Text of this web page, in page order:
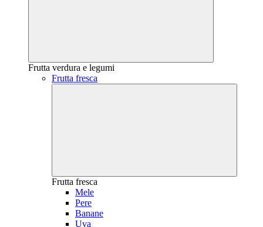
Frutta verdura e legumi
Frutta fresca
Frutta fresca
Mele
Pere
Banane
Uva